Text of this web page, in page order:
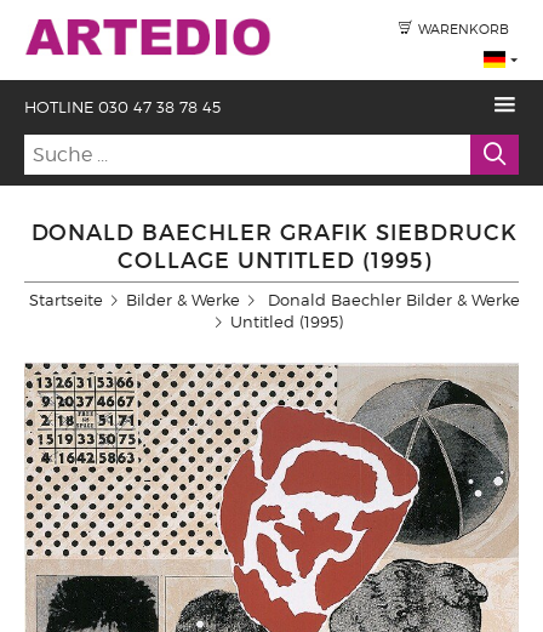
WARENKORB
HOTLINE 030 47 38 78 45
DONALD BAECHLER GRAFIK SIEBDRUCK
COLLAGE UNTITLED (1995)
Startseite Bilder & Werke
Donald Baechler Bilder & Werke
Untitled (1995)